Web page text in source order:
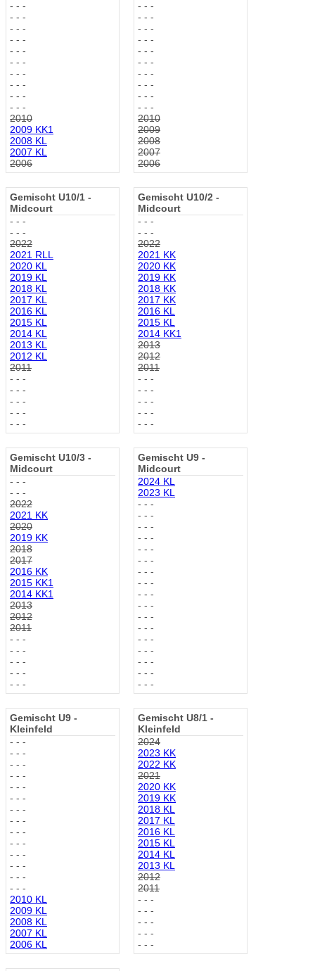
- - -
- - -
- - -
- - -
- - -
- - -
- - -
- - -
- - -
- - -
2010
2009 KK1
2008 KL
2007 KL
2006
- - -
- - -
- - -
- - -
- - -
- - -
- - -
- - -
- - -
- - -
2010
2009
2008
2007
2006
Gemischt U10/1 -
Midcourt
- - -
- - -
2022
2021 RLL
2020 KL
2019 KL
2018 KL
2017 KL
2016 KL
2015 KL
2014 KL
2013 KL
2012 KL
2011
- - -
- - -
- - -
- - -
- - -
Gemischt U10/2 -
Midcourt
- - -
- - -
2022
2021 KK
2020 KK
2019 KK
2018 KK
2017 KK
2016 KL
2015 KL
2014 KK1
2013
2012
2011
- - -
- - -
- - -
- - -
- - -
Gemischt U10/3 -
Midcourt
- - -
- - -
2022
2021 KK
2020
2019 KK
2018
2017
2016 KK
2015 KK1
2014 KK1
2013
2012
2011
- - -
- - -
- - -
- - -
- - -
Gemischt U9 -
Midcourt
2024 KL
2023 KL
- - -
- - -
- - -
- - -
- - -
- - -
- - -
- - -
- - -
- - -
- - -
- - -
- - -
- - -
- - -
- - -
- - -
Gemischt U9 -
Kleinfeld
- - -
- - -
- - -
- - -
- - -
- - -
- - -
- - -
- - -
- - -
- - -
- - -
- - -
- - -
2010 KL
2009 KL
2008 KL
2007 KL
2006 KL
Gemischt U8/1 -
Kleinfeld
2024
2023 KK
2022 KK
2021
2020 KK
2019 KK
2018 KL
2017 KL
2016 KL
2015 KL
2014 KL
2013 KL
2012
2011
- - -
- - -
- - -
- - -
- - -